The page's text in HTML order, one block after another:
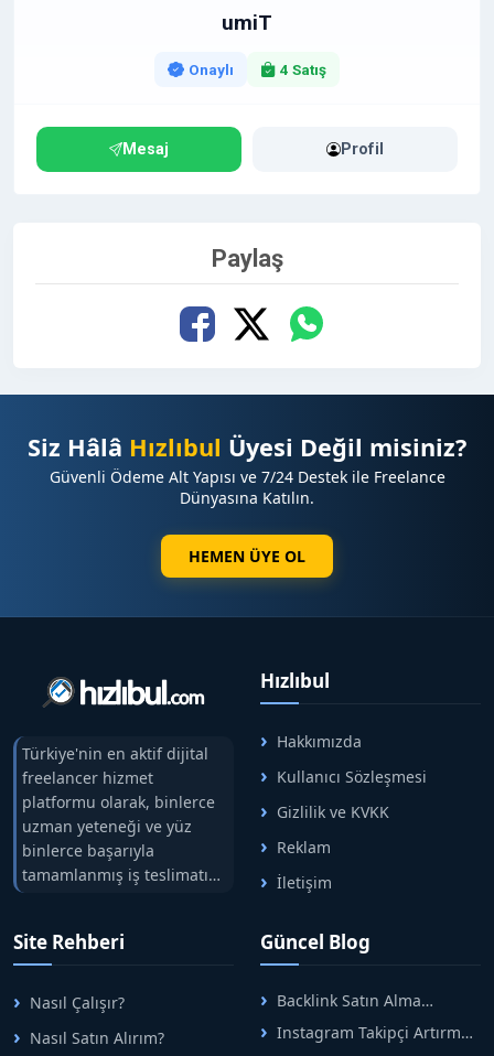
umiT
Onaylı 4 Satış
Mesaj Profil
Paylaş
Siz Hâlâ Hızlıbul Üyesi Değil misiniz?
Güvenli Ödeme Alt Yapısı ve 7/24 Destek ile Freelance
Dünyasına Katılın.
HEMEN ÜYE OL
Türkiye'nin en aktif dijital
freelancer hizmet
platformu olarak, binlerce
uzman yeteneği ve yüz
binlerce başarıyla
tamamlanmış iş teslimatını
tek çatıda buluşturuyoruz.
arasındaki süreci risksiz
alışveriş sistemi ile koruyan
ticaretin güvenli
adreslerinden birisidir.
Hızlıbul
Hakkımızda
Kullanıcı Sözleşmesi
Gizlilik ve KVKK
Reklam
İletişim
Site Rehberi
Nasıl Çalışır?
Nasıl Satın Alırım?
Güncel Blog
Backlink Satın Alma
Rehberi: Güvenli SEO İçin
Doğru Adımlar
Instagram Takipçi Artırma